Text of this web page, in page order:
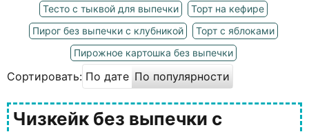
Тесто с тыквой для выпечки
Торт на кефире
Пирог без выпечки с клубникой
Торт с яблоками
Пирожное картошка без выпечки
Сортировать: По дате По популярности
Чизкейк без выпечки с